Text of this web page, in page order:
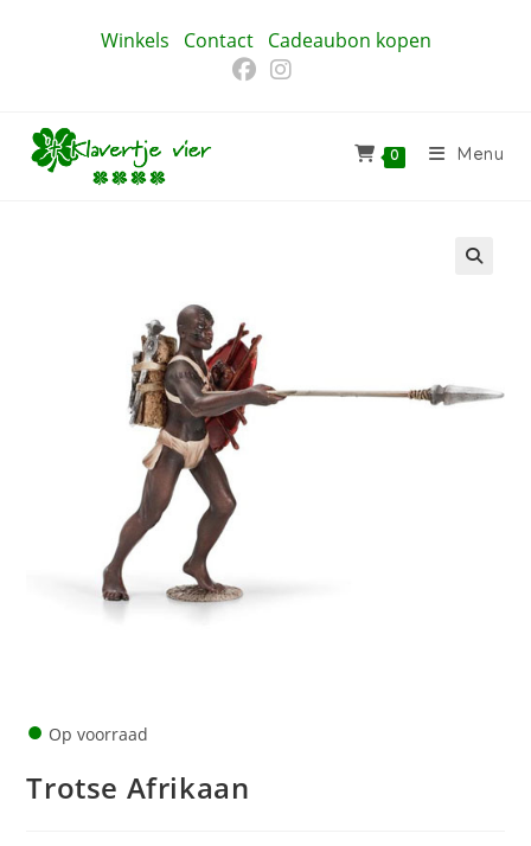
Winkels Contact Cadeaubon kopen
0 Menu
● Op voorraad
Trotse Afrikaan